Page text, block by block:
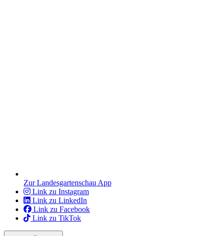
Zur Landesgartenschau App
Link zu Instagram
Link zu LinkedIn
Link zu Facebook
Link zu TikTok